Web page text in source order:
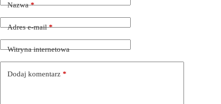
Nazwa*
Adres e-mail*
Witryna internetowa
Dodaj komentarz *